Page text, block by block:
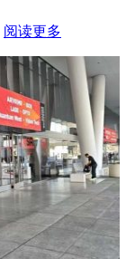
阅读更多